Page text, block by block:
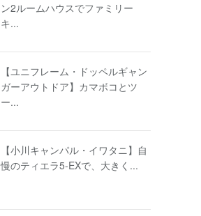
ン2ルームハウスでファミリー
キ...
【ユニフレーム・ドッペルギャン
ガーアウトドア】カマボコとツ
ー...
【小川キャンパル・イワタニ】自
慢のティエラ5-EXで、大きく...